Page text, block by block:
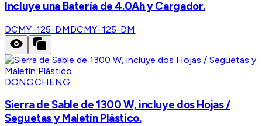
Incluye una Batería de 4.0Ah y Cargador.
DCMY-125-DMDCMY-125-DM
DONGCHENG
Sierra de Sable de 1300 W, incluye dos Hojas /
Seguetas y Maletín Plástico.